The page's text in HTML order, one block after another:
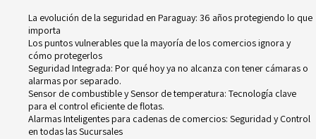
de
La evolución de la seguridad en Paraguay: 36 años protegiendo lo que
importa
Los puntos vulnerables que la mayoría de los comercios ignora y
cómo protegerlos
Seguridad Integrada: Por qué hoy ya no alcanza con tener cámaras o
alarmas por separado.
Sensor de combustible y Sensor de temperatura: Tecnología clave
para el control eficiente de flotas.
Alarmas Inteligentes para cadenas de comercios: Seguridad y Control
en todas las Sucursales